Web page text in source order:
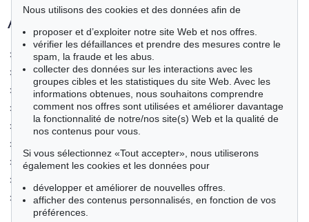
Autres départements
>
Lieux / représentants
>
Service client
>
Contemporary Art
>
Modern Art
>
19th Century Art
>
>
Catalogage et recherche de provenance
>
>
Administration
Nous utilisons des cookies et des données afin de
proposer et d’exploiter notre site Web et nos offres.
vérifier les défaillances et prendre des mesures contre le
spam, la fraude et les abus.
collecter des données sur les interactions avec les
groupes cibles et les statistiques du site Web. Avec les
informations obtenues, nous souhaitons comprendre
comment nos offres sont utilisées et améliorer davantage
la fonctionnalité de notre/nos site(s) Web et la qualité de
nos contenus pour vous.
Si vous sélectionnez «Tout accepter», nous utiliserons
également les cookies et les données pour
développer et améliorer de nouvelles offres.
afficher des contenus personnalisés, en fonction de vos
préférences.